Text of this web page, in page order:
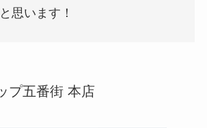
思います！
プ五番街 本店